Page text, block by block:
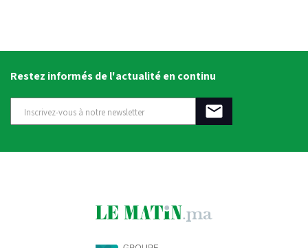
Restez informés de l'actualité en continu